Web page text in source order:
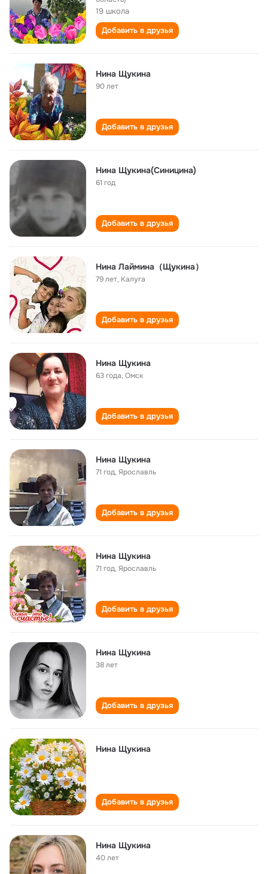
19 школа
Добавить в друзья
Нина Щукина
90 лет
Добавить в друзья
Нина Щукина(Синицина)
61 год
Добавить в друзья
Нина Лаймина（Щукина）
79 лет, Калуга
Добавить в друзья
Нина Щукина
63 года,Омск
Добавить в друзья
Нина Щукина
71 год,Ярославль
Добавить в друзья
Нина Щукина
71 год,Ярославль
Добавить в друзья
Нина Щукина
38 лет
Добавить в друзья
Нина Щукина
Добавить в друзья
Нина Щукина
40 лет